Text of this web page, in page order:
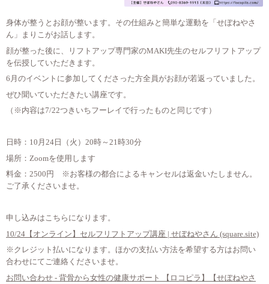
身体が整うとお顔が整います。その仕組みと簡単な運動を「せぼねやさ
ん」まりこがお話します。
顔が整った後に、リフトアップ専門家のMAKI先生のセルフリフトアップ
を伝授していただきます。
6月のイベントに参加してくださった方全員がお顔が若返っていました。
ぜひ聞いていただきたい講座です。
（※内容は7/22つきいちフーレイで行ったものと同じです）
日時：10月24日（火）20時～21時30分
場所：Zoomを使用します
料金：2500円 ※お客様の都合によるキャンセルは返金いたしません。
ご了承くださいませ。
申し込みはこちらになります。
10/24【オンライン】セルフリフトアップ講座 | せぼねやさん (square.site)
※クレジット払いになります。ほかの支払い方法を希望する方はお問い
合わせにてご連絡くださいませ。
お問い合わせ - 背骨から女性の健康サポート 【ロコピラ】【せぼねやさ